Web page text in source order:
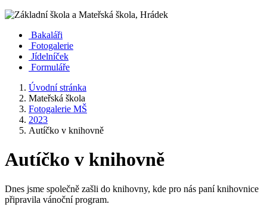
Bakaláři
Fotogalerie
Jídelníček
Formuláře
Úvodní stránka
Mateřská škola
Fotogalerie MŠ
2023
Autíčko v knihovně
Autíčko v knihovně
Dnes jsme společně zašli do knihovny, kde pro nás paní knihovnice
připravila vánoční program.